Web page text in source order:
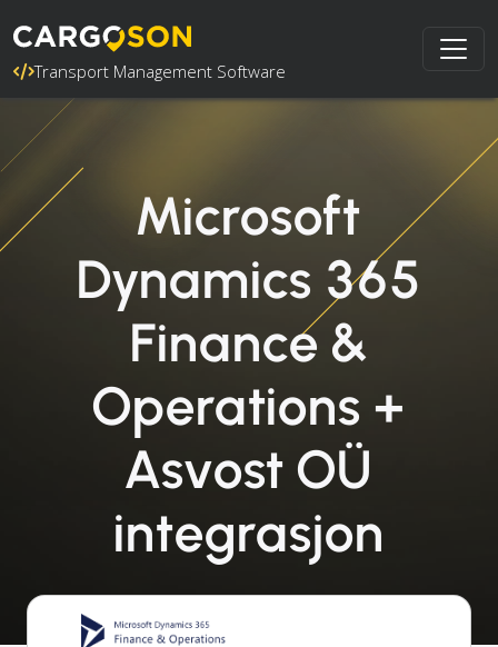
Transport Management Software
Microsoft
Dynamics 365
Finance &
Operations +
Asvost OÜ
integrasjon